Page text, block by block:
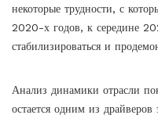
некоторые трудности, с
2020-х годов, к середине
стабилизироваться и
Анализ динамики отрасли
остается одним из